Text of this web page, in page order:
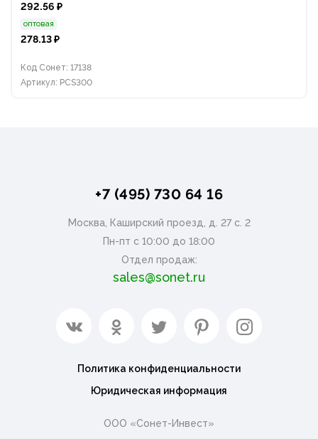
292.56 ₽
оптовая
278.13 ₽
Код Сонет: 17138
Артикул: PCS300
+7 (495) 730 64 16
Москва, Каширский проезд, д. 27 с. 2
Пн-пт с 10:00 до 18:00
Отдел продаж:
sales@sonet.ru
Политика конфиденциальности
Юридическая информация
ООО «Сонет-Инвест»